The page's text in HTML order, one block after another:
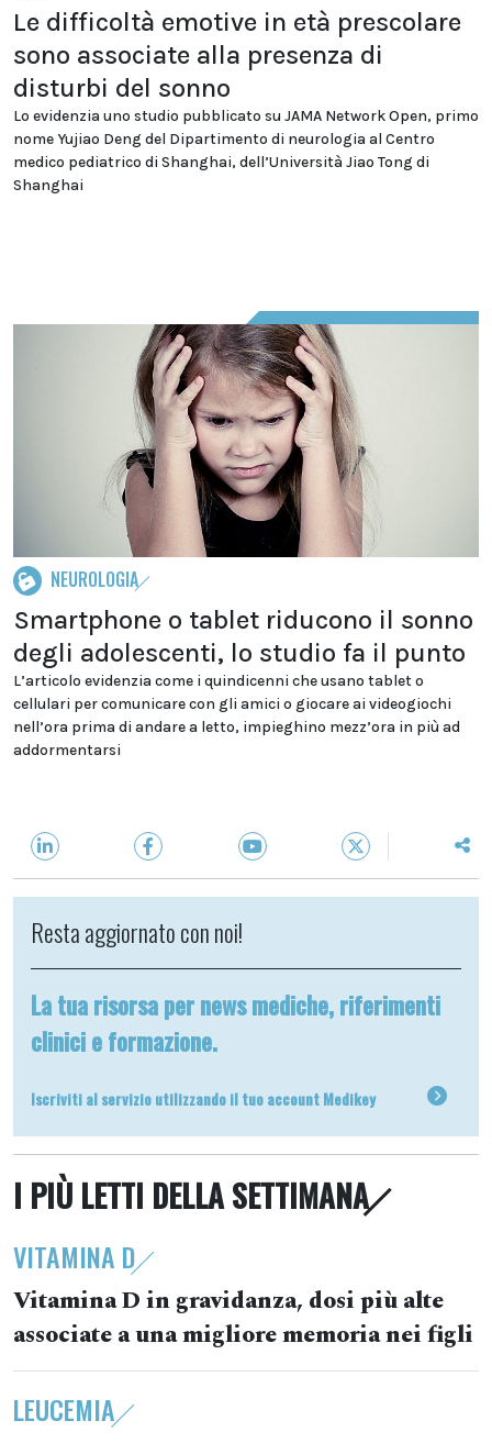
Le difficoltà emotive in età prescolare
sono associate alla presenza di
disturbi del sonno
Lo evidenzia uno studio pubblicato su JAMA Network Open, primo
nome Yujiao Deng del Dipartimento di neurologia al Centro
medico pediatrico di Shanghai, dell’Università Jiao Tong di
Shanghai
NEUROLOGIA
Smartphone o tablet riducono il sonno
degli adolescenti, lo studio fa il punto
L’articolo evidenzia come i quindicenni che usano tablet o
cellulari per comunicare con gli amici o giocare ai videogiochi
nell’ora prima di andare a letto, impieghino mezz’ora in più ad
addormentarsi
Resta aggiornato con noi!
La tua risorsa per news mediche, riferimenti
clinici e formazione.
Iscriviti al servizio utilizzando il tuo account Medikey
I PIÙ LETTI DELLA SETTIMANA
VITAMINA D
Vitamina D in gravidanza, dosi più alte
associate a una migliore memoria nei figli
LEUCEMIA